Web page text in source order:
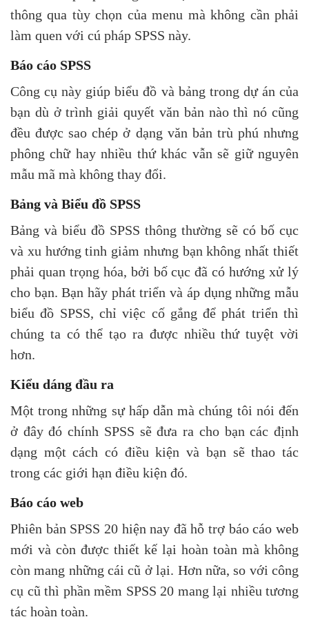
thông qua tùy chọn của menu mà không cần phải
làm quen với cú pháp SPSS này.
Báo cáo SPSS
Công cụ này giúp biểu đồ và bảng trong dự án của
bạn dù ở trình giải quyết văn bản nào thì nó cũng
đều được sao chép ở dạng văn bản trù phú nhưng
phông chữ hay nhiều thứ khác vẫn sẽ giữ nguyên
mẫu mã mà không thay đổi.
Bảng và Biểu đồ SPSS
Bảng và biểu đồ SPSS thông thường sẽ có bố cục
và xu hướng tinh giảm nhưng bạn không nhất thiết
phải quan trọng hóa, bởi bố cục đã có hướng xử lý
cho bạn. Bạn hãy phát triển và áp dụng những mẫu
biểu đồ SPSS, chỉ việc cố gắng để phát triển thì
chúng ta có thể tạo ra được nhiều thứ tuyệt vời
hơn.
Kiểu dáng đầu ra
Một trong những sự hấp dẫn mà chúng tôi nói đến
ở đây đó chính SPSS sẽ đưa ra cho bạn các định
dạng một cách có điều kiện và bạn sẽ thao tác
trong các giới hạn điều kiện đó.
Báo cáo web
Phiên bản SPSS 20 hiện nay đã hỗ trợ báo cáo web
mới và còn được thiết kế lại hoàn toàn mà không
còn mang những cái cũ ở lại. Hơn nữa, so với công
cụ cũ thì phần mềm SPSS 20 mang lại nhiều tương
tác hoàn toàn.